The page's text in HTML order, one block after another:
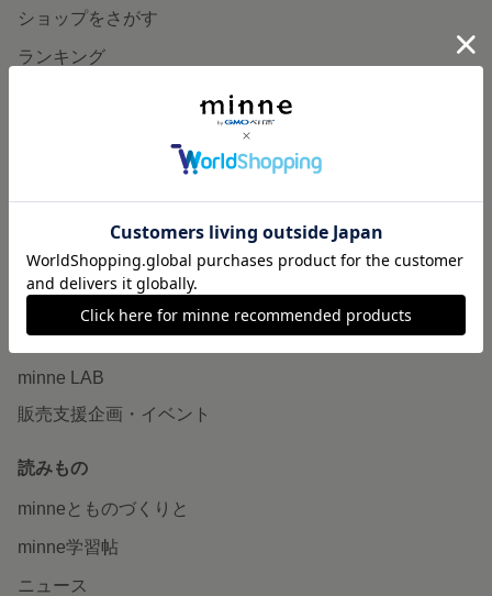
ショップをさがす
ランキング
ヴィンテージ販売
ダウンロード販売
minne LAB
販売支援企画・イベント
読みもの
minneとものづくりと
minne学習帖
ニュース